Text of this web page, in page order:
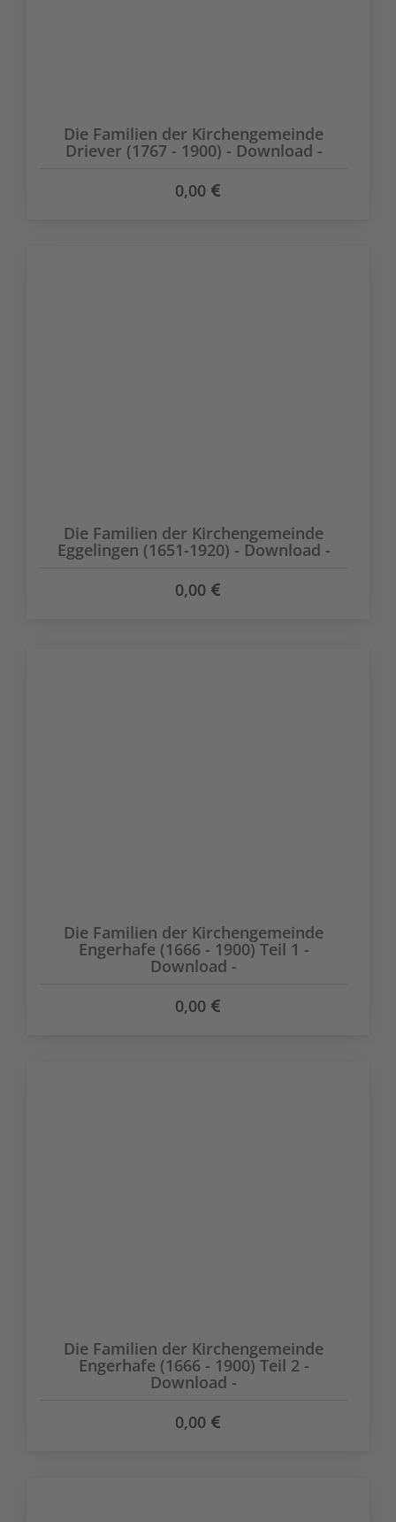
Die Familien der Kirchengemeinde
Driever (1767 - 1900) - Download -
0,00
Die Familien der Kirchengemeinde
Eggelingen (1651-1920) - Download -
0,00
Die Familien der Kirchengemeinde
Engerhafe (1666 - 1900) Teil 1 -
Download -
0,00
Die Familien der Kirchengemeinde
Engerhafe (1666 - 1900) Teil 2 -
Download -
0,00